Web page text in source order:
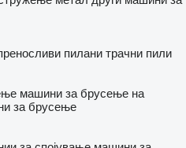
пилани трачни пили
машини за брусење на
за брусење